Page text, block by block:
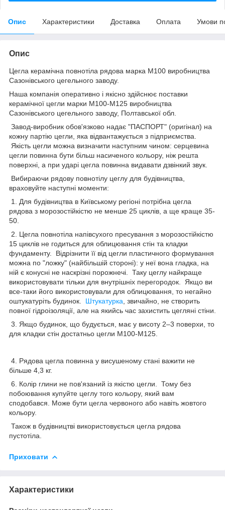
Опис Характеристики Доставка Оплата Умови
Опис
Цегла керамічна повнотіла рядова марка М100 виробництва
Сазонівського цегельного заводу.
Наша компанія оперативно і якісно здійснює поставки
керамічної цегли марки М100-М125 виробництва
Сазонівського цегельного заводу, Полтавської обл.
Завод-виробник обов'язково надає "ПАСПОРТ" (оригінал) на
кожну партію цегли, яка відвантажується з підприємства.
Якість цегли можна визначити наступним чином: серцевина
цегли повинна бути більш насиченого кольору, ніж решта
поверхні, а при ударі цегла повинна видавати дзвінкий звук.
Вибираючи рядову повнотілу цеглу для будівництва,
враховуйте наступні моменти:
1. Для будівництва в Київському регіоні потрібна цегла
рядова з морозостійкістю не менше 25 циклів, а ще краще 35-
50.
2. Цегла повнотіла напівсухого пресування з морозостійкістю
15 циклів не годиться для облицювання стін та кладки
фундаменту. Відрізнити її від цегли пластичного формування
можна по "ложку" (найбільшій стороні): у неї вона гладка, на
ній є конусні не наскрізні порожнечі. Таку цеглу найкраще
використовувати тільки для внутрішніх перегородок. Якщо ви
все-таки його використовували для облицювання, то негайно
оштукатуріть будинок. Штукатурка , звичайно, не створить
повної гідроізоляції, але на якийсь час захистить цегляні стіни.
3. Якщо будинок, що будується, має у висоту 2–3 поверхи, то
для кладки стін достатньо цегли М100-М125.
4. Рядова цегла повинна у висушеному стані важити не
більше 4,3 кг.
6. Колір глини не пов'язаний із якістю цегли. Тому без
побоювання купуйте цеглу того кольору, який вам
сподобався. Може бути цегла червоного або навіть жовтого
кольору.
Також в будівництві використовується цегла рядова
пустотіла.
Приховати
Характеристики